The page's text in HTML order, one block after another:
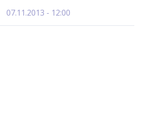
07.11.2013 - 12:00